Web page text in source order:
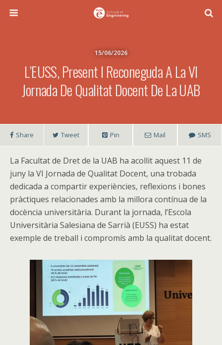
15/06/2026
L’EUSS, Present I Reconeguda A La VI
Jornada De Qualitat Docent De La UAB
Share Tweet Pin Mail SMS
La Facultat de Dret de la UAB ha acollit aquest 11 de
juny la VI Jornada de Qualitat Docent, una trobada
dedicada a compartir experiències, reflexions i bones
pràctiques relacionades amb la millora contínua de la
docència universitària. Durant la jornada, l’Escola
Universitària Salesiana de Sarrià (EUSS) ha estat
exemple de treball i compromís amb la qualitat docent.